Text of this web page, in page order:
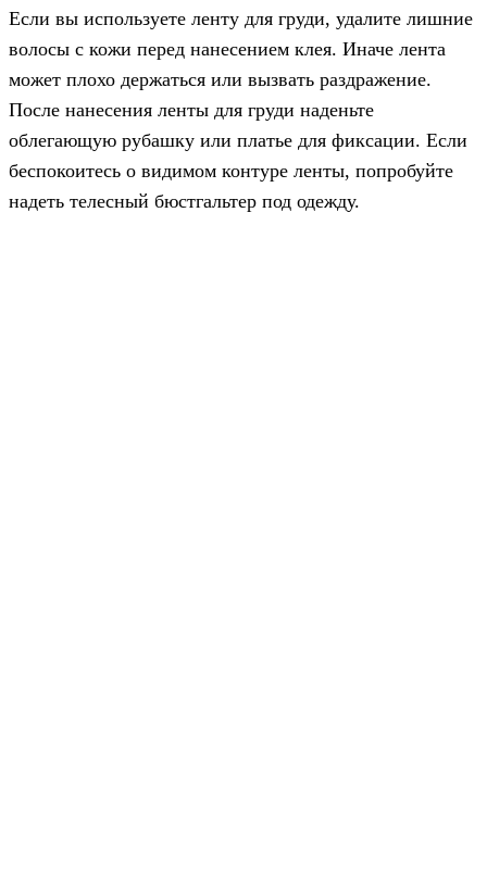
Если вы используете ленту для груди, удалите лишние
волосы с кожи перед нанесением клея. Иначе лента
может плохо держаться или вызвать раздражение.
После нанесения ленты для груди наденьте
облегающую рубашку или платье для фиксации. Если
беспокоитесь о видимом контуре ленты, попробуйте
надеть телесный бюстгальтер под одежду.